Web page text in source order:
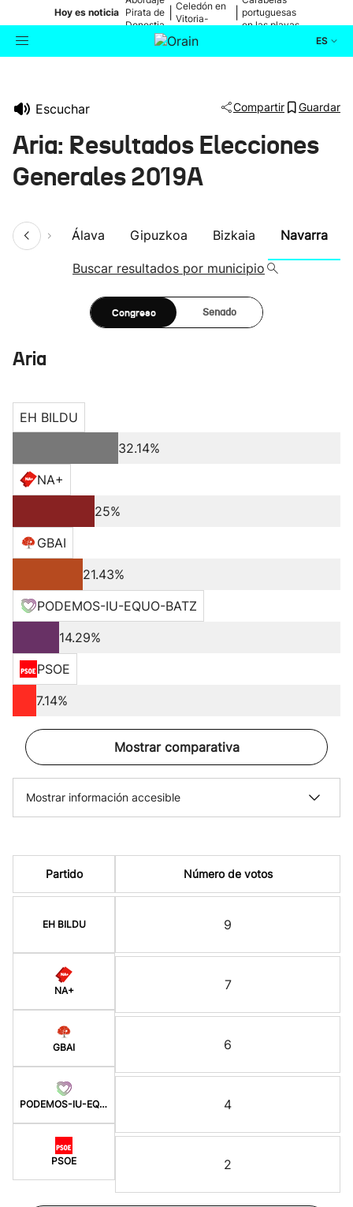
Hoy es noticia Pirata de
Donostia
Celedón en
Vitoria-
portuguesas
en las playas
ES
Cultura
Escuchar Compartir Guardar
Aria: Resultados Elecciones
Generales 2019A
Álava Gipuzkoa Bizkaia Navarra
Buscar resultados por municipio
Congreso Senado
Aria
EH BILDU
32.14%
NA+
25%
GBAI
21.43%
PODEMOS-IU-EQUO-BATZ
14.29%
PSOE
7.14%
Mostrar comparativa
Mostrar información accesible
Partido
EH BILDU
NA+
GBAI
PODEMOS-IU-EQUO-BATZ
PSOE
Número de votos
9
7
6
4
2